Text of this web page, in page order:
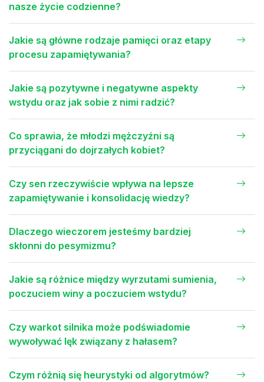
nasze życie codzienne?
Jakie są główne rodzaje pamięci oraz etapy
procesu zapamiętywania?
Jakie są pozytywne i negatywne aspekty
wstydu oraz jak sobie z nimi radzić?
Co sprawia, że młodzi mężczyźni są
przyciągani do dojrzałych kobiet?
Czy sen rzeczywiście wpływa na lepsze
zapamiętywanie i konsolidację wiedzy?
Dlaczego wieczorem jesteśmy bardziej
skłonni do pesymizmu?
Jakie są różnice między wyrzutami sumienia,
poczuciem winy a poczuciem wstydu?
Czy warkot silnika może podświadomie
wywoływać lęk związany z hałasem?
Czym różnią się heurystyki od algorytmów?